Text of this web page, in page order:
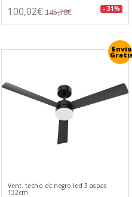
100,02€ 145,78€ - 31%
Envío
Vent. techo dc negro led 3 aspas
132cm